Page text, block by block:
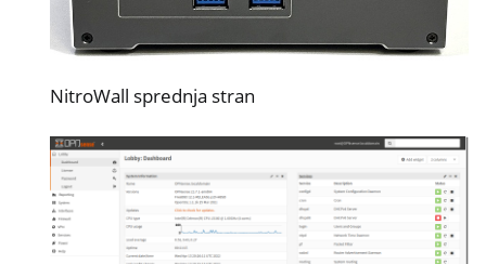
NitroWall sprednja stran